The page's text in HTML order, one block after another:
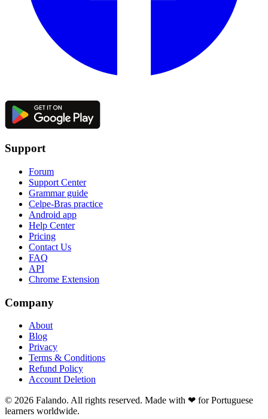
Support
Forum
Support Center
Grammar guide
Celpe-Bras practice
Android app
Help Center
Pricing
Contact Us
FAQ
API
Chrome Extension
Company
About
Blog
Privacy
Terms & Conditions
Refund Policy
Account Deletion
© 2026 Falando. All rights reserved. Made with ❤ for Portuguese
learners worldwide.